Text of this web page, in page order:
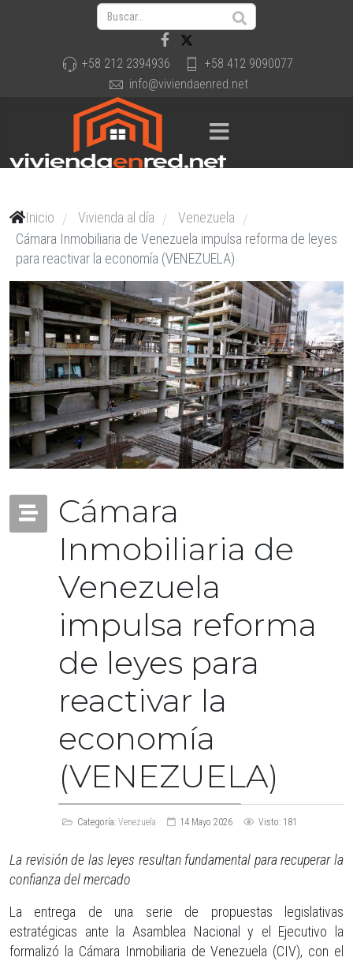
+58 212 2394936
+58 412 9090077
info@viviendaenred.net
Inicio / Vivienda al día / Venezuela /
Cámara Inmobiliaria de Venezuela impulsa reforma de leyes
para reactivar la economía (VENEZUELA)
Cámara
Inmobiliaria de
Venezuela
impulsa reforma
de leyes para
reactivar la
economía
(VENEZUELA)
Categoría: Venezuela 14 Mayo 2026 Visto: 181
La revisión de las leyes resultan fundamental para recuperar la
confianza del mercado
La entrega de una serie de propuestas legislativas
estratégicas ante la Asamblea Nacional y el Ejecutivo la
formalizó la Cámara Inmobiliaria de Venezuela (CIV), con el